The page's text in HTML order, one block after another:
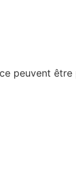
peuvent être